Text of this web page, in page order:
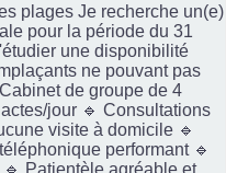
plages Je recherche un(e)
pour la période du 31
une disponibilité
ne pouvant pas
de groupe de 4
jour 🔹 Consultations
visite à domicile 🔹
performant 🔹
Patientèle agréable et